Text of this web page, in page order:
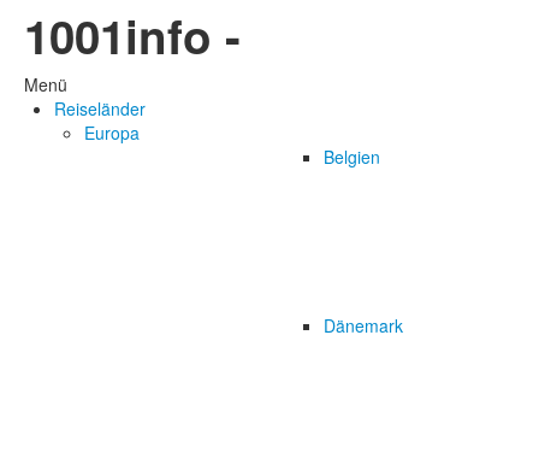
1001info -
Menü
Reiseländer
Europa
Belgien
Dänemark